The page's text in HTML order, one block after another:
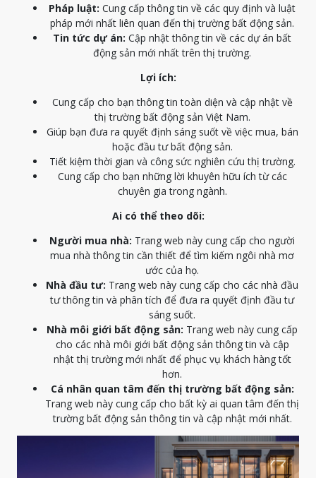
Pháp luật: Cung cấp thông tin về các quy định và luật
pháp mới nhất liên quan đến thị trường bất động sản.
Tin tức dự án: Cập nhật thông tin về các dự án bất
động sản mới nhất trên thị trường.
Lợi ích:
Cung cấp cho bạn thông tin toàn diện và cập nhật về
thị trường bất động sản Việt Nam.
Giúp bạn đưa ra quyết định sáng suốt về việc mua, bán
hoặc đầu tư bất động sản.
Tiết kiệm thời gian và công sức nghiên cứu thị trường.
Cung cấp cho bạn những lời khuyên hữu ích từ các
chuyên gia trong ngành.
Ai có thể theo dõi:
Người mua nhà: Trang web này cung cấp cho người
mua nhà thông tin cần thiết để tìm kiếm ngôi nhà mơ
ước của họ.
Nhà đầu tư: Trang web này cung cấp cho các nhà đầu
tư thông tin và phân tích để đưa ra quyết định đầu tư
sáng suốt.
Nhà môi giới bất động sản: Trang web này cung cấp
cho các nhà môi giới bất động sản thông tin và cập
nhật thị trường mới nhất để phục vụ khách hàng tốt
hơn.
Cá nhân quan tâm đến thị trường bất động sản:
Trang web này cung cấp cho bất kỳ ai quan tâm đến thị
trường bất động sản thông tin và cập nhật mới nhất.